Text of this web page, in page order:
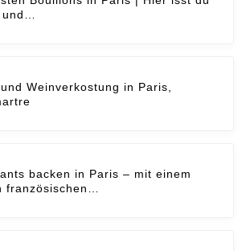
Weinverkostung in Paris,
backen in Paris – mit einem
französischen…